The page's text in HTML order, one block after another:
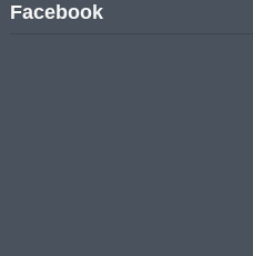
Facebook